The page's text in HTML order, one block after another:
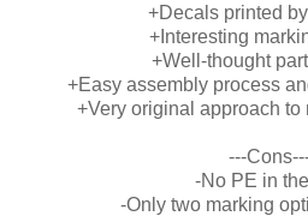
+Decals printed
+Interesting
+Well-thought
+Easy assembly process
+Very original approach to
---
-No PE in
-Only two marking